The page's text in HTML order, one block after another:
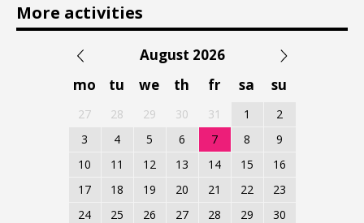
More activities
August 2026
mo
tu we th fr sa su
27 28 29 30 31 1
2
3
4 5 6 7 8
9
10
11 12 13 14 15
16
17
18 19 20 21 22
23
24
25 26 27 28 29
30